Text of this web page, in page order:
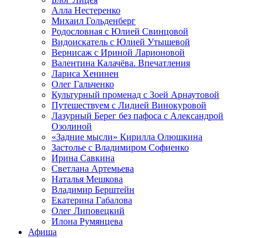
Алла Нестеренко
Михаил Гольденберг
Родословная с Юлией Свинцовой
Видоискатель с Юлией Утышевой
Вернисаж с Ириной Ларионовой
Валентина Калачёва. Впечатления
Лариса Хенинен
Олег Гальченко
Культурный променад с Зоей Арнаутовой
Путешествуем с Лидией Винокуровой
Лазурный Берег без пафоса с Александрой
Озолиной
«Задние мысли» Кирилла Олюшкина
Застолье с Владимиром Софиенко
Ирина Савкина
Светлана Артемьева
Наталья Мешкова
Владимир Берштейн
Екатерина Габалова
Олег Липовецкий
Илона Румянцева
Афиша